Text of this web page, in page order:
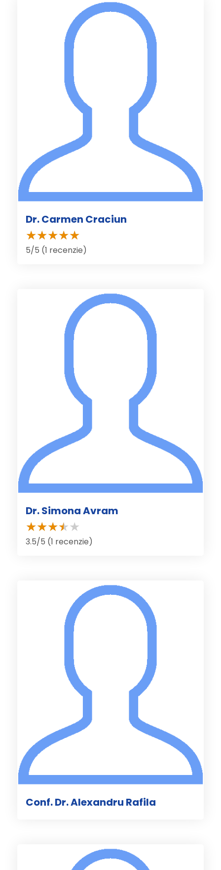
Dr. Carmen Craciun
5/5 (1 recenzie)
Dr. Simona Avram
3.5/5 (1 recenzie)
Conf. Dr. Alexandru Rafila